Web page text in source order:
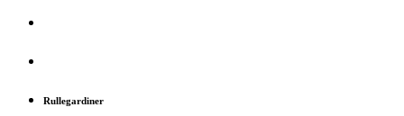
Rullegardiner